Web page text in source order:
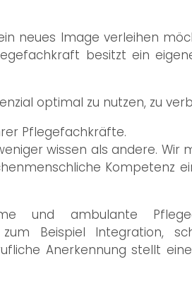
neues Image verleihen
besitzt ein
optimal zu nutzen, zu
Pflegefachkräfte.
wissen als andere. Wir
Kompetenz
und ambulante
Beispiel Integration,
Anerkennung stellt